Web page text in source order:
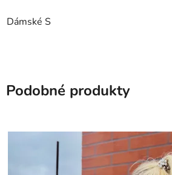
Dámské S
Podobné produkty